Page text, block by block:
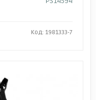
Код: 1981333-7